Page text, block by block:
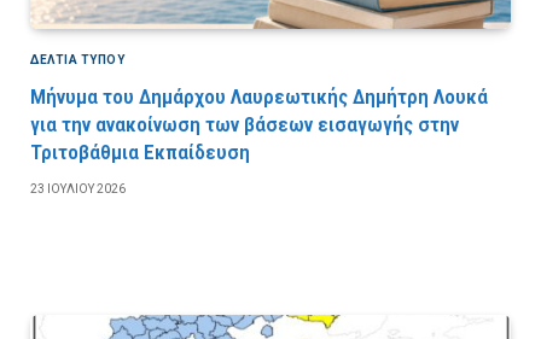
ΔΕΛΤΙΑ ΤΥΠΟΥ
Μήνυμα του Δημάρχου Λαυρεωτικής Δημήτρη Λουκά
για την ανακοίνωση των βάσεων εισαγωγής στην
Τριτοβάθμια Εκπαίδευση
23 ΙΟΥΛΊΟΥ 2026